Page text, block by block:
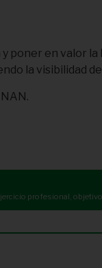
poner en valor
la visibilidad
profesional,